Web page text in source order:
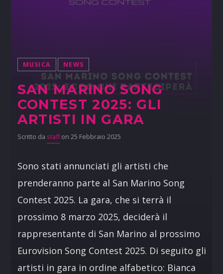
MUSICA NEWS
SAN MARINO SONG
CONTEST 2025: GLI
ARTISTI IN GARA
Scritto da staffon 25 Febbraio 2025
Sono stati annunciati gli artisti che
prenderanno parte al San Marino Song
Contest 2025. La gara, che si terrà il
prossimo 8 marzo 2025, deciderà il
rappresentante di San Marino al prossimo
Eurovision Song Contest 2025. Di seguito gli
artisti in gara in ordine alfabetico: Bianca